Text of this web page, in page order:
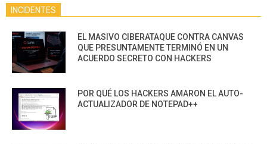
INCIDENTES
EL MASIVO CIBERATAQUE CONTRA CANVAS
QUE PRESUNTAMENTE TERMINÓ EN UN
ACUERDO SECRETO CON HACKERS
POR QUÉ LOS HACKERS AMARON EL AUTO-
ACTUALIZADOR DE NOTEPAD++